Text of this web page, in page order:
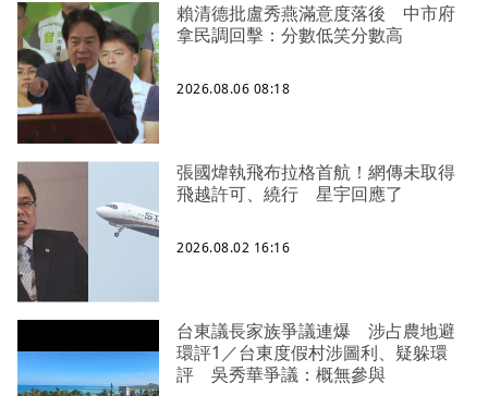
賴清德批盧秀燕滿意度落後 中市府
拿民調回擊：分數低笑分數高
2026.08.06 08:18
張國煒執飛布拉格首航！網傳未取得
飛越許可、繞行 星宇回應了
2026.08.02 16:16
台東議長家族爭議連爆 涉占農地避
環評1／台東度假村涉圖利、疑躲環
評 吳秀華爭議：概無參與